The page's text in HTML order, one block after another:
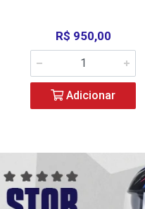
R$ 950,00
Adicionar